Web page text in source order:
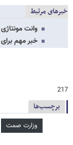
خبرهای مرتبط
وانت
خبر مهم
217
برچسب‌ها
وزارت صمت